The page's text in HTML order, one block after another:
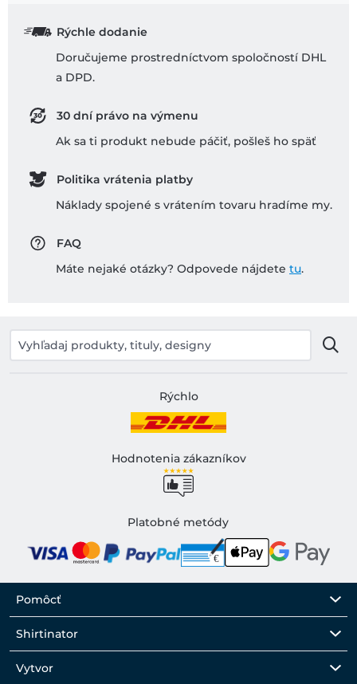
Rýchle dodanie
Doručujeme prostredníctvom spoločností DHL
a DPD.
30 dní právo na výmenu
Ak sa ti produkt nebude páčiť, pošleš ho späť
Politika vrátenia platby
Náklady spojené s vrátením tovaru hradíme my.
FAQ
Máte nejaké otázky? Odpovede nájdete tu.
Rýchlo
Hodnotenia zákazníkov
Platobné metódy
Pomôcť
Shirtinator
Vytvor